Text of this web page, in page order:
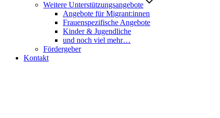
Weitere Unterstützungsangebote
Angebote für Migrant:innen
Frauenspezifische Angebote
Kinder & Jugendliche
und noch viel mehr…
Fördergeber
Kontakt